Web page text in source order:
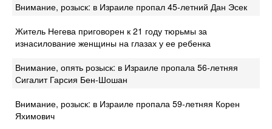
Внимание, розыск: в Израиле пропал 45-летний Дан Эсек
Житель Негева приговорен к 21 году тюрьмы за
изнасилование женщины на глазах у ее ребенка
Внимание, опять розыск: в Израиле пропала 56-летняя
Сигалит Гарсия Бен-Шошан
Внимание, розыск: в Израиле пропала 59-летняя Корен
Яхимович